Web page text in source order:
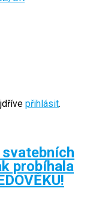
přihlásit.
probíhala